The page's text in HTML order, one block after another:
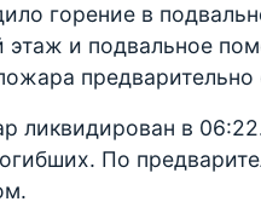
горение в
и подвальное
предварительно
ликвидирован в
По